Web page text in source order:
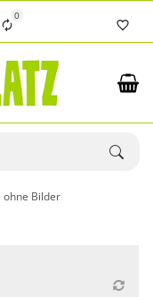
0
ohne Bilder